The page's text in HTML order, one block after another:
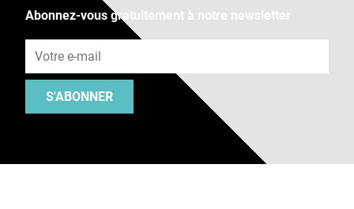
Abonnez-vous gratuitement à notre newsletter
S'ABONNER